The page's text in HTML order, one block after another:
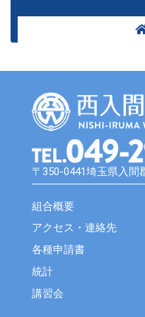
〒350-0441埼玉県入間
組合概要
アクセス・連絡先
各種申請書
統計
講習会